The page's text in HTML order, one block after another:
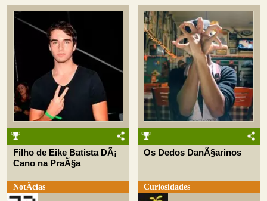
Filho de Eike Batista DÃ¡
Cano na PraÃ§a
NotÃ­cias
Os Dedos DanÃ§arinos
Curiosidades